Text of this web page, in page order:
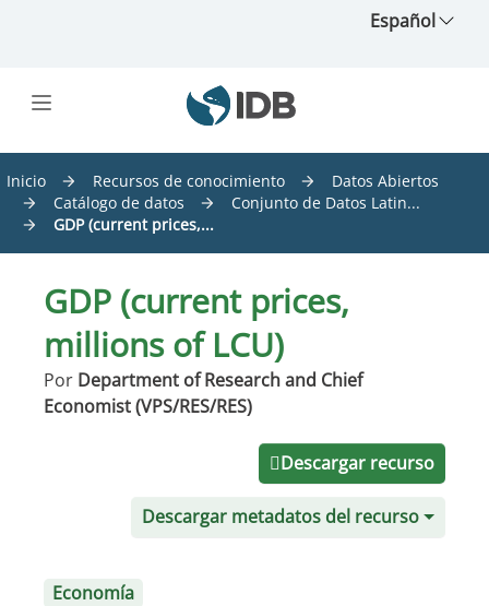
Español
Inicio Recursos de conocimiento
Datos Abiertos
Catálogo de datos
Conjunto de Datos Latin...
GDP (current prices,...
GDP (current prices,
millions of LCU)
Por Department of Research and Chief
Economist (VPS/RES/RES)
Descargar recurso
Descargar metadatos del recurso
Economía